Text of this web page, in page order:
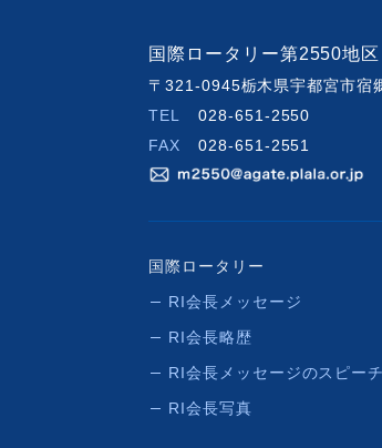
国際ロータリー第2550地
〒321-0945栃木県宇都宮市宿
TEL
028-651-2550
FAX
028-651-2551
国際ロータリー
RI会長メッセージ
RI会長略歴
RI会長メッセージのスピーチ
RI会長写真